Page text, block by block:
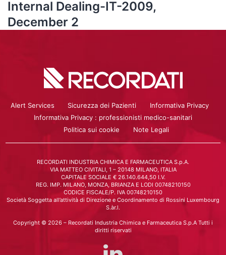
Internal Dealing-IT-2009,
December 2
Alert Services Sicurezza dei Pazienti
Informativa Privacy
Informativa Privacy : professionisti medico-sanitari
Politica sui cookie
Note Legali
RECORDATI INDUSTRIA CHIMICA E FARMACEUTICA S.p.A.
VIA MATTEO CIVITALI, 1 – 20148 MILANO, ITALIA
CAPITALE SOCIALE € 26.140.644,50 I.V.
REG. IMP. MILANO, MONZA, BRIANZA E LODI 00748210150
CODICE FISCALE/P. IVA 00748210150
Società Soggetta all’attività di Direzione e Coordinamento di Rossini Luxembourg
S.àr.l.
Copyright © 2026 – Recordati Industria Chimica e Farmaceutica S.p.A Tutti i
diritti riservati